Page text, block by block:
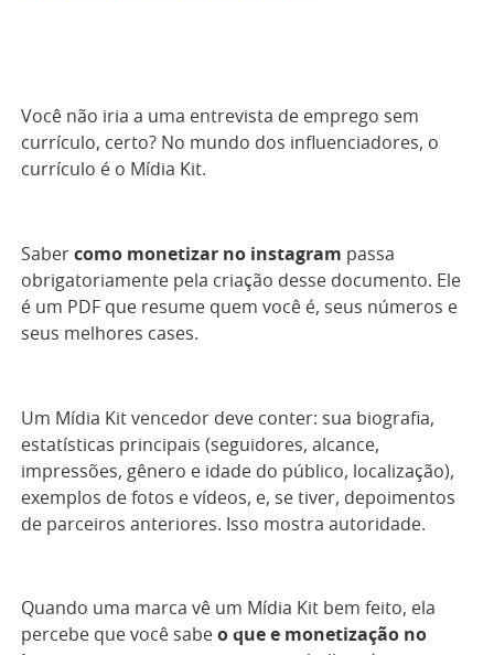
Você não iria a uma entrevista de emprego sem
currículo, certo? No mundo dos influenciadores, o
currículo é o Mídia Kit.
Saber como monetizar no instagram passa
obrigatoriamente pela criação desse documento. Ele
é um PDF que resume quem você é, seus números e
seus melhores cases.
Um Mídia Kit vencedor deve conter: sua biografia,
estatísticas principais (seguidores, alcance,
impressões, gênero e idade do público, localização),
exemplos de fotos e vídeos, e, se tiver, depoimentos
de parceiros anteriores. Isso mostra autoridade.
Quando uma marca vê um Mídia Kit bem feito, ela
percebe que você sabe o que e monetização no